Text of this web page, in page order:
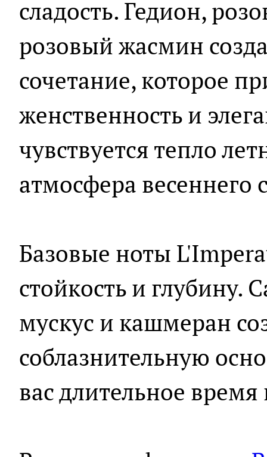
сладость. Гедион,
розовый жасмин
сочетание, которое
женственность и
чувствуется тепло
атмосфера весеннего
Базовые ноты
стойкость и глубину.
мускус и кашмеран
соблазнительную
вас длительное